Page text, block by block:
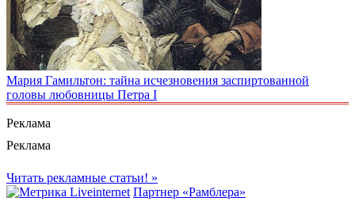
Мария Гамильтон: тайна исчезновения заспиртованной
головы любовницы Петра I
Реклама
Реклама
Читать рекламные статьи! »
Партнер «Рамблера»